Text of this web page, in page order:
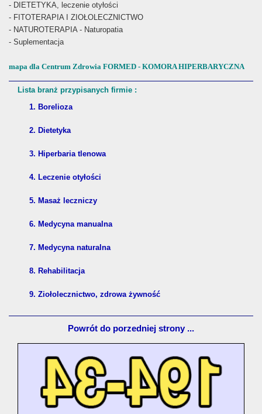
- DIETETYKA, leczenie otyłości
- FITOTERAPIA I ZIOŁOLECZNICTWO
- NATUROTERAPIA - Naturopatia
- Suplementacja
mapa dla Centrum Zdrowia FORMED - KOMORA HIPERBARYCZNA
Lista branż przypisanych firmie :
1. Borelioza
2. Dietetyka
3. Hiperbaria tlenowa
4. Leczenie otyłości
5. Masaż leczniczy
6. Medycyna manualna
7. Medycyna naturalna
8. Rehabilitacja
9. Ziołolecznictwo, zdrowa żywność
Powrót do porzedniej strony ...